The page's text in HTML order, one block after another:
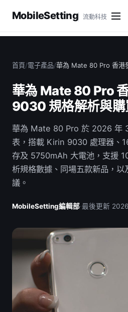
MobileSetting 流動科技
首頁/電子產品/華為 Mate 80 Pro 香港
華為 Mate 80 Pro
9030 規格解析與購
華為 Mate 80 Pro 於 2026 年
表，搭載 Kirin 9030 處理器、
存及 5750mAh 大電池，支援
析規格數據、同場五款新品，
議。
MobileSetting編輯部·最後更新